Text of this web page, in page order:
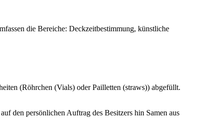
die Bereiche: Deckzeitbestimmung, künstliche
(Röhrchen (Vials) oder Pailletten (straws)) abgefüllt.
den persönlichen Auftrag des Besitzers hin Samen aus